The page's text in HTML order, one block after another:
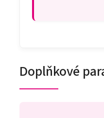
Doplňkové